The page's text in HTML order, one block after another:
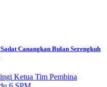
Canangkan Bulan Serengkuh